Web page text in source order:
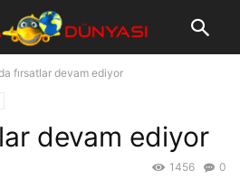
fırsatlar devam ediyor
devam ediyor
0
1456